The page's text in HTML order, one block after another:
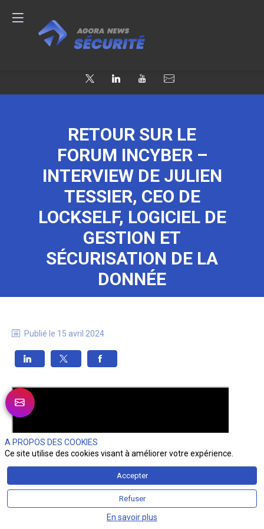
RETOUR SUR LE
FORUM INCYBER –
INTERVIEW DE JULIEN
TESSIER, CEO DE
LOCKSELF, LOGICIEL DE
GESTION ET
SÉCURISATION DE LA
DONNÉE
Publié le 15 avril 2024
A PROPOS DES COOKIES
Ce site utilise des cookies visant à améliorer votre expérience.
Accepter
Refuser
En savoir plus